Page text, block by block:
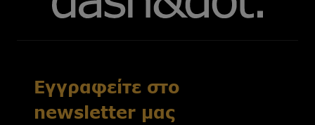
Εγγραφείτε στο
newsletter μας